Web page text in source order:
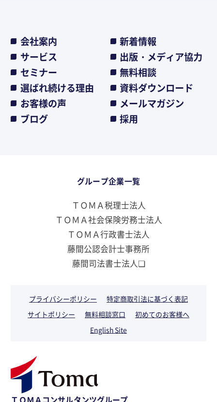
会社案内
新着情報
サービス
出版・メディア協力
セミナー
無料相談
選ばれ続ける理由
資料ダウンロード
お客様の声
メールマガジン
ブログ
採用
グループ企業一覧
ＴＯＭＡ税理士法人
ＴＯＭＡ社会保険労務士法人
ＴＯＭＡ行政書士法人
藤間公認会計士事務所
藤間司法書士法人❏
プライバシーポリシー
特定商取引法に基づく表記
サイトポリシー
無料相談窓口
初めてのお客様へ
English Site
ＴＯＭＡコンサルタンツグループ